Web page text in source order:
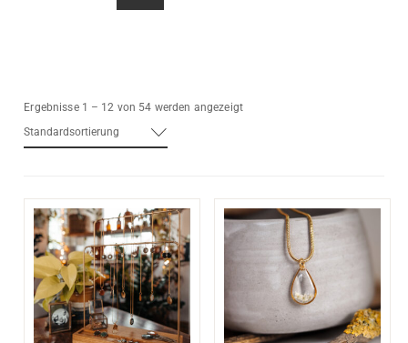
Ergebnisse 1 – 12 von 54 werden angezeigt
Standardsortierung